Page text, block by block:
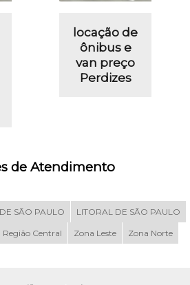
locação de
ônibus e
van preço
Perdizes
de Atendimento
SÃO PAULO LITORAL DE SÃO PAULO
Região Central Zona Leste Zona Norte